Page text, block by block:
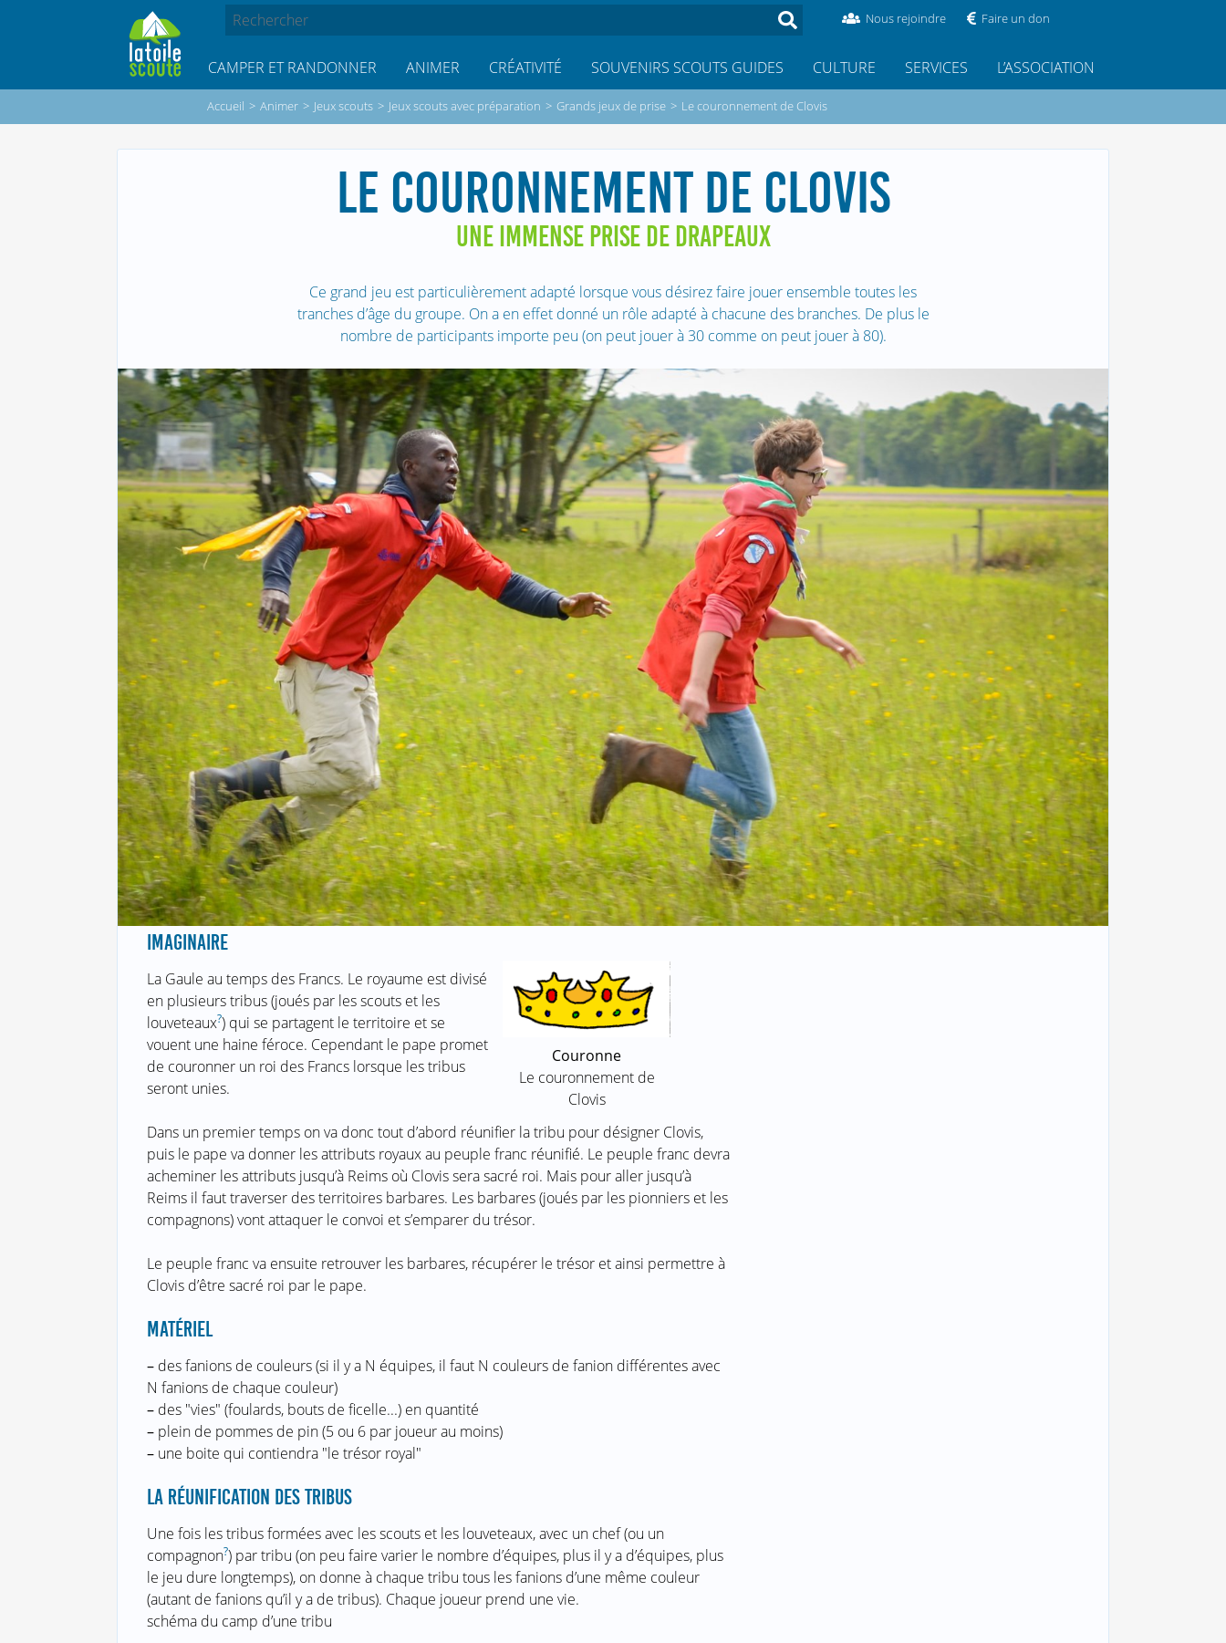
Nous rejoindre Faire un don
CAMPER ET RANDONNER ANIMER CRÉATIVITÉ SOUVENIRS SCOUTS GUIDES CULTURE SERVICES L’ASSOCIATION
Accueil > Animer > Jeux scouts > Jeux scouts avec préparation > Grands jeux de prise > Le couronnement de Clovis
LE COURONNEMENT DE CLOVIS
UNE IMMENSE PRISE DE DRAPEAUX
Ce grand jeu est particulièrement adapté lorsque vous désirez faire jouer ensemble toutes les
tranches d’âge du groupe. On a en effet donné un rôle adapté à chacune des branches. De plus le
nombre de participants importe peu (on peut jouer à 30 comme on peut jouer à 80).
IMAGINAIRE
Couronne
Le couronnement de
Clovis
La Gaule au temps des Francs. Le royaume est divisé
en plusieurs tribus (joués par les scouts et les
louveteaux?) qui se partagent le territoire et se
vouent une haine féroce. Cependant le pape promet
de couronner un roi des Francs lorsque les tribus
seront unies.
Dans un premier temps on va donc tout d’abord réunifier la tribu pour désigner Clovis,
puis le pape va donner les attributs royaux au peuple franc réunifié. Le peuple franc devra
acheminer les attributs jusqu’à Reims où Clovis sera sacré roi. Mais pour aller jusqu’à
Reims il faut traverser des territoires barbares. Les barbares (joués par les pionniers et les
compagnons) vont attaquer le convoi et s’emparer du trésor.
Le peuple franc va ensuite retrouver les barbares, récupérer le trésor et ainsi permettre à
Clovis d’être sacré roi par le pape.
MATÉRIEL
–des fanions de couleurs (si il y a N équipes, il faut N couleurs de fanion différentes avec
N fanions de chaque couleur)
–des "vies" (foulards, bouts de ficelle...) en quantité
–plein de pommes de pin (5 ou 6 par joueur au moins)
–une boite qui contiendra "le trésor royal"
LA RÉUNIFICATION DES TRIBUS
Une fois les tribus formées avec les scouts et les louveteaux, avec un chef (ou un
compagnon?) par tribu (on peu faire varier le nombre d’équipes, plus il y a d’équipes, plus
le jeu dure longtemps), on donne à chaque tribu tous les fanions d’une même couleur
(autant de fanions qu’il y a de tribus). Chaque joueur prend une vie.
schéma du camp d’une tribu